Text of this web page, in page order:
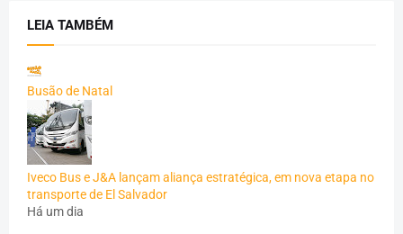
LEIA TAMBÉM
Busão de Natal
Iveco Bus e J&A lançam aliança estratégica, em nova etapa no
transporte de El Salvador
Há um dia